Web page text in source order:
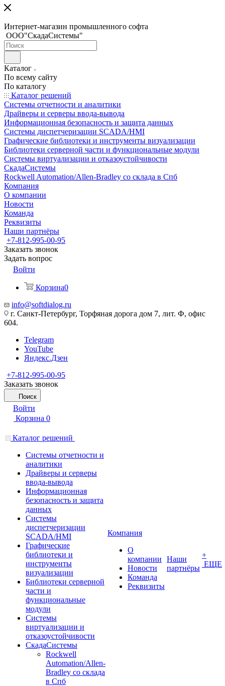
Интернет-магазин промышленного софта
ООО"СкадаСистемы"
Каталог
По всему сайту
По каталогу
Каталог решений
Системы отчетности и аналитики
Драйверы и серверы ввода-вывода
Информационная безопасность и защита данных
Системы диспетчеризации SCADA/HMI
Графические библиотеки и инструменты визуализации
Библиотеки серверной части и функциональные модули
Системы виртуализации и отказоустойчивости
СкадаСистемы
Rockwell Automation/Allen-Bradley со склада в Спб
Компания
О компании
Новости
Команда
Реквизиты
Наши партнёры
+7-812-995-00-95
Заказать звонок
Задать вопрос
Войти
Корзина0
info@softdialog.ru
г. Санкт-Петербург, Торфяная дорога дом 7, лит. Ф, офис
604.
Telegram
YouTube
Яндекс.Дзен
+7-812-995-00-95
Заказать звонок
Поиск
Войти
Корзина 0
Каталог решений
Системы отчетности и
аналитики
Драйверы и серверы
ввода-вывода
Информационная
безопасность и защита
данных
Системы
диспетчеризации
SCADA/HMI
Графические
библиотеки и
инструменты
визуализации
Библиотеки серверной
части и
функциональные
модули
Системы
виртуализации и
отказоустойчивости
СкадаСистемы
Rockwell
Automation/Allen-
Bradley со склада
в Спб
Компания
О
компании
Новости
Команда
Реквизиты
Наши
партнёры
+
ЕЩЕ